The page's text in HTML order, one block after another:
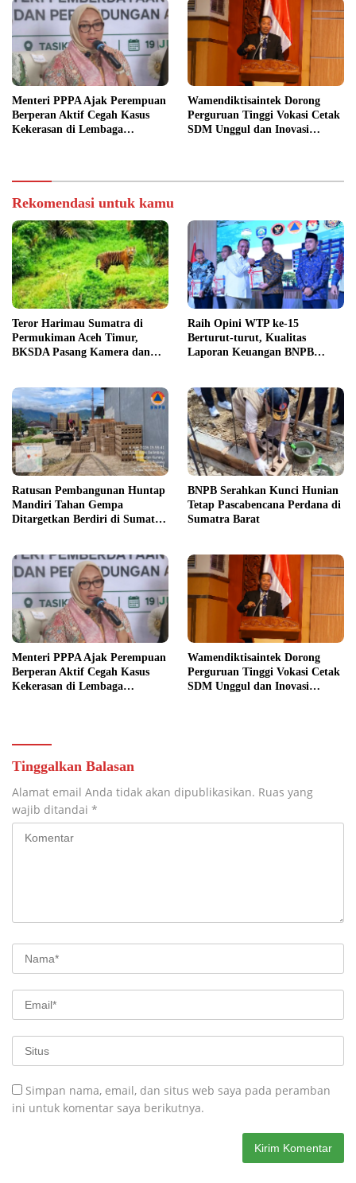
Menteri PPPA Ajak Perempuan
Berperan Aktif Cegah Kasus
Kekerasan di Lembaga
Wamendiktisaintek Dorong
Perguruan Tinggi Vokasi Cetak
SDM Unggul dan Inovasi
Rekomendasi untuk kamu
Teror Harimau Sumatra di
Permukiman Aceh Timur,
BKSDA Pasang Kamera dan
Raih Opini WTP ke-15
Berturut-turut, Kualitas
Laporan Keuangan BNPB
Ratusan Pembangunan Huntap
Mandiri Tahan Gempa
Ditargetkan Berdiri di Sumatra
BNPB Serahkan Kunci Hunian
Tetap Pascabencana Perdana di
Sumatra Barat
Menteri PPPA Ajak Perempuan
Berperan Aktif Cegah Kasus
Kekerasan di Lembaga
Wamendiktisaintek Dorong
Perguruan Tinggi Vokasi Cetak
SDM Unggul dan Inovasi
Tinggalkan Balasan
Alamat email Anda tidak akan dipublikasikan. Ruas yang
wajib ditandai *
Simpan nama, email, dan situs web saya pada peramban
ini untuk komentar saya berikutnya.